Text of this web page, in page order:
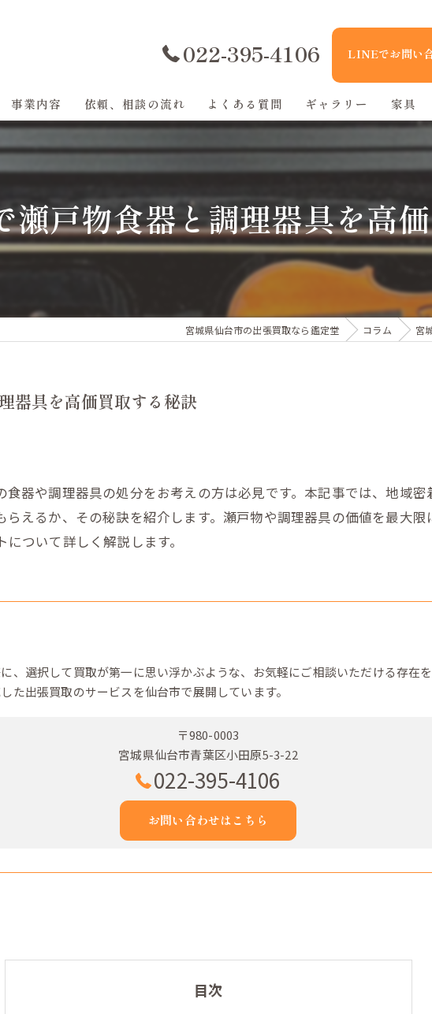
022-395-4106 LINEでお問い
事業内容 依頼、相談の流れ よくある質問 ギャラリー 家具
瀬戸物食器と調理器具を高
宮城県仙台市の出張買取なら鑑定堂 コラム 宮
器具を高価買取する秘訣
器や調理器具の処分をお考えの方は必見です。本記事では、地域
えるか、その秘訣を紹介します。瀬戸物や調理器具の価値を最大
ついて詳しく解説します。
、選択して買取が第一に思い浮かぶような、お気軽にご相談いただける存在
た出張買取のサービスを仙台市で展開しています。
〒980-0003
宮城県仙台市青葉区小田原5-3-22
022-395-4106
お問い合わせはこちら
目次